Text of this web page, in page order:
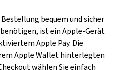
bequem und sicher
ist ein Apple-Gerät
Apple Pay. Die
Apple Wallet hinterlegten
wählen Sie einfach